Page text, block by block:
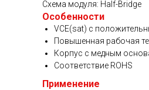
Схема модуля: Half-Bridge
Особенности
VCE(sat) с
Повышенная рабочая
Корпус с медным
Соответствие ROHS
Применение